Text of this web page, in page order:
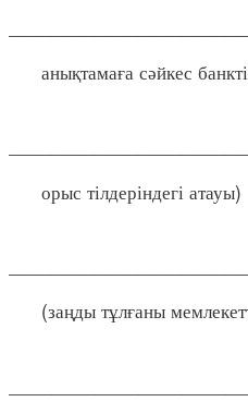
анықтамаға сәйкес
орыс тілдеріндегі атауы)
(заңды тұлғаны